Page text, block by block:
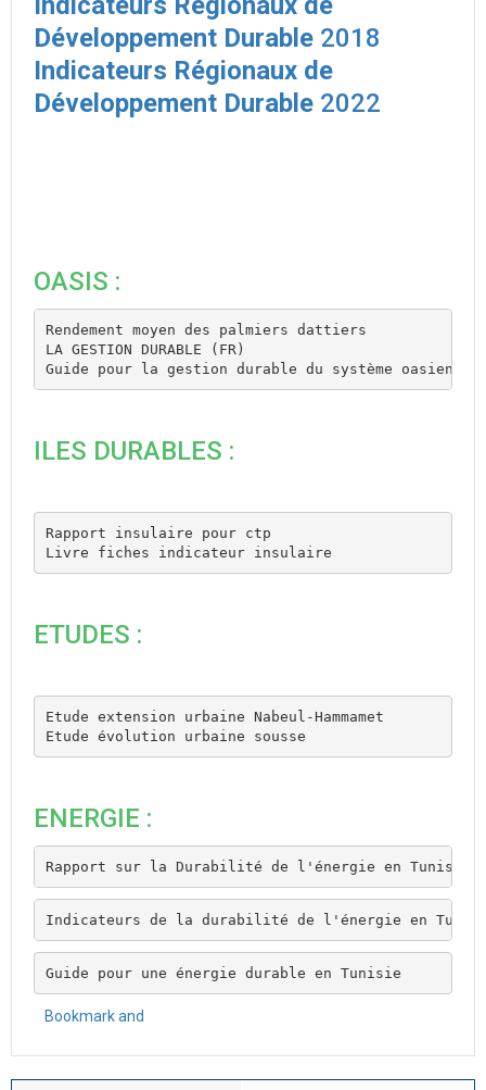
Développement Durable 2018
Indicateurs Régionaux de
Développement Durable 2022
OASIS :
Rendement moyen des palmiers dattiers
LA GESTION DURABLE (FR)
Guide pour la gestion durable du système oasiens
ILES DURABLES :
Rapport insulaire pour ctp
Livre fiches indicateur insulaire
ETUDES :
Etude extension urbaine Nabeul-Hammamet
Etude évolution urbaine sousse
ENERGIE :
Rapport sur la Durabilité de l'énergie en Tunisie
Indicateurs de la durabilité de l'énergie en
Guide pour une énergie durable en Tunisie